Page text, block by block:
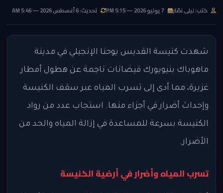
كتب: ليلى نصّار تحديث: 6 أغسطس 2026 — 5:46 AM
شهدت كنيسة القديس يوحنا الإنجيلي في مدينة
ماهوباك بنيويورك فيضانات ناجمة عن هطول أمطار
غزيرة، مما أدى إلى تسرب المياه عبر سقف الكنيسة
وإحداث أضرار في أجزاء منها. استجاب عدد من رواد
الكنيسة بسرعة للمساعدة في إزالة المياه والحد من
الأضرار.
تسرب المياه وأضرار في أرضية الكنيسة